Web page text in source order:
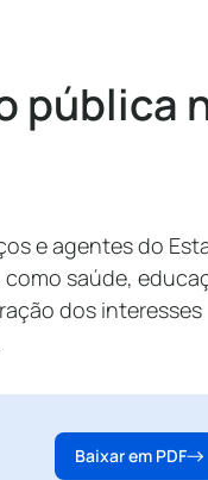
pública
e agentes do
saúde,
dos interesses
Baixar em PDF